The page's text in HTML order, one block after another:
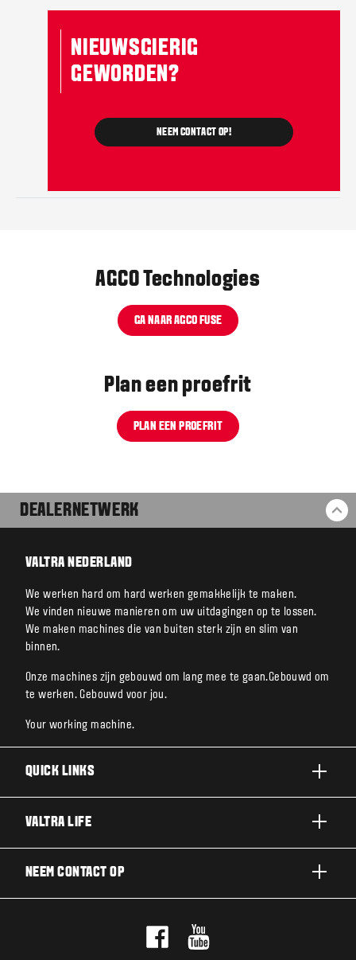
NIEUWSGIERIG
GEWORDEN?
NEEM CONTACT OP!
AGCO Technologies
GA NAAR AGCO FUSE
Plan een proefrit
PLAN EEN PROEFRIT
DEALERNETWERK
VALTRA NEDERLAND
We werken hard om hard werken gemakkelijk te maken.
We vinden nieuwe manieren om uw uitdagingen op te lossen.
We maken machines die van buiten sterk zijn en slim van
binnen.
Onze machines zijn gebouwd om lang mee te gaan.Gebouwd om
te werken. Gebouwd voor jou.
Your working machine.
QUICK LINKS
N SERIE
VALTRA LIFE
NEEM CONTACT OP